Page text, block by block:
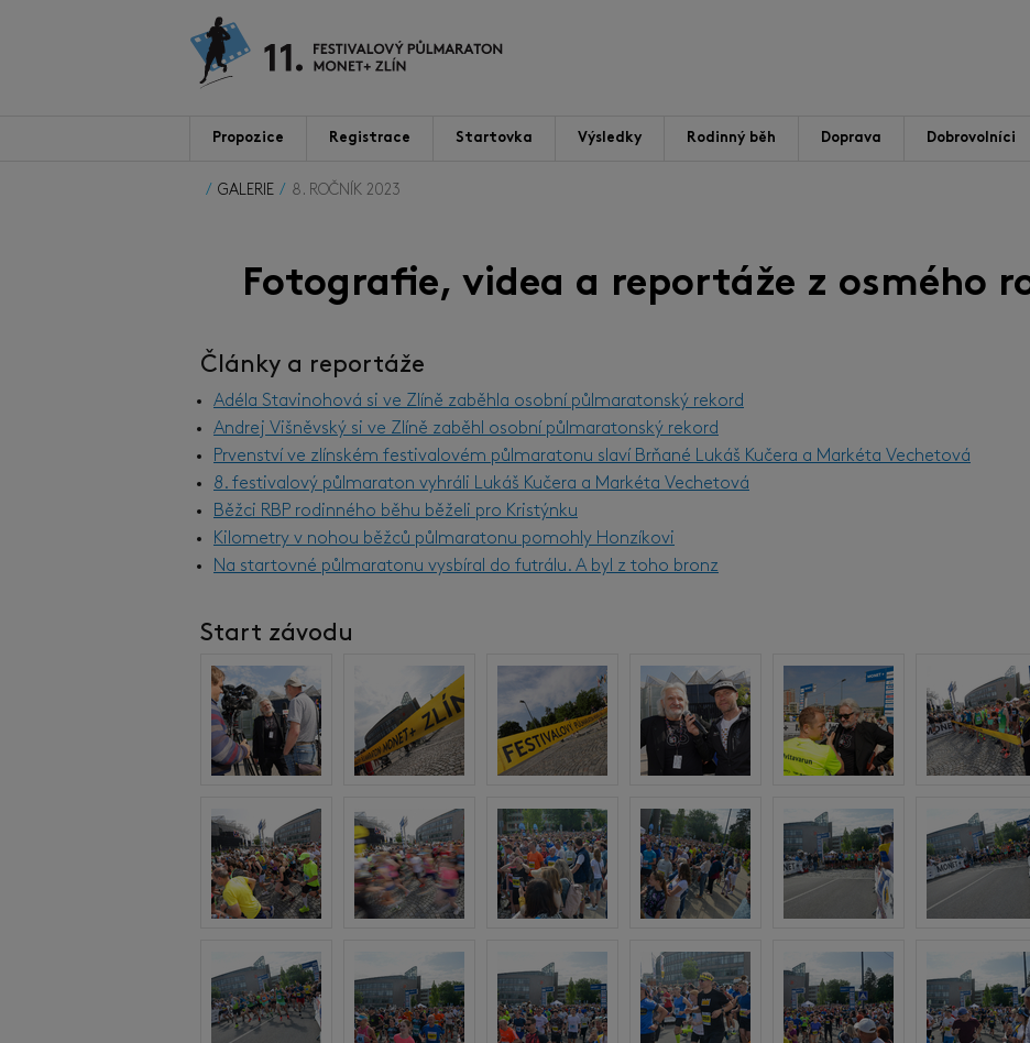
Propozice Registrace Startovka Výsledky Rodinný běh Doprava Dobrovolníci
GALERIE 8. ROČNÍK 2023
Fotografie, videa a reportáže z osmého
Články a reportáže
Adéla Stavinohová si ve Zlíně zaběhla osobní půlmaratonský rekord
Andrej Višněvský si ve Zlíně zaběhl osobní půlmaratonský rekord
Prvenství ve zlínském festivalovém půlmaratonu slaví Brňané Lukáš Kučera a Markéta Vechetová
8. festivalový půlmaraton vyhráli Lukáš Kučera a Markéta Vechetová
Běžci RBP rodinného běhu běželi pro Kristýnku
Kilometry v nohou běžců půlmaratonu pomohly Honzíkovi
Na startovné půlmaratonu vysbíral do futrálu. A byl z toho bronz
Start závodu